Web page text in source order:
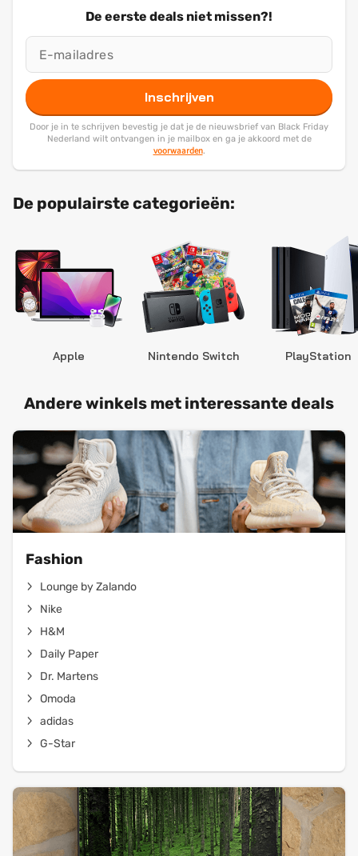
De eerste deals niet missen?!
Inschrijven
Door je in te schrijven bevestig je dat je de nieuwsbrief van Black Friday
Nederland wilt ontvangen in je mailbox en ga je akkoord met de
voorwaarden.
De populairste categorieën:
Apple Nintendo Switch PlayStation
Andere winkels met interessante deals
Fashion
Lounge by Zalando
Nike
H&M
Daily Paper
Dr. Martens
Omoda
adidas
G-Star